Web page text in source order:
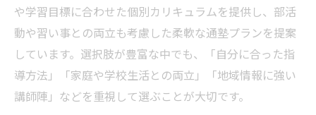
や学習目標に合わせた個別カリキュラムを提供し、部活
動や習い事との両立も考慮した柔軟な通塾プランを提案
しています。選択肢が豊富な中でも、「自分に合った指
導方法」「家庭や学校生活との両立」「地域情報に強い
講師陣」などを重視して選ぶことが大切です。